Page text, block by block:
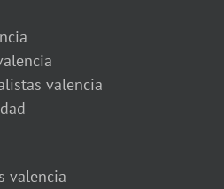
valencia
valencia